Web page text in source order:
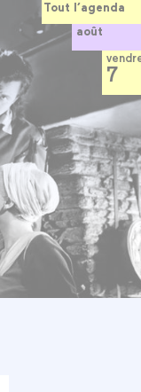
Tout l’agenda
août
7